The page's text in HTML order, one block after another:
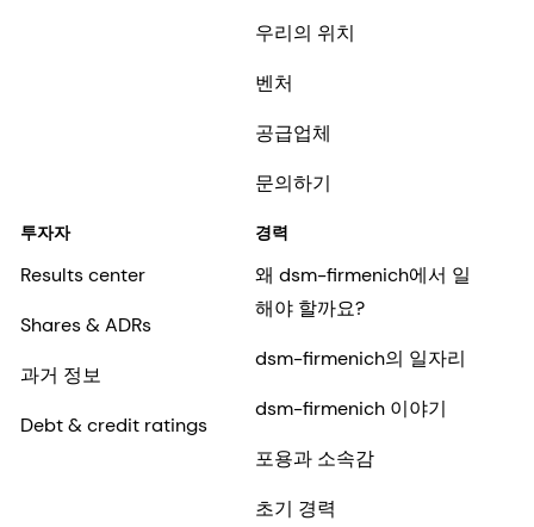
우리의 위치
벤처
공급업체
문의하기
투자자
Results center
Shares & ADRs
과거 정보
Debt & credit ratings
경력
왜 dsm-firmenich에서 일
해야 할까요?
dsm-firmenich의 일자리
dsm-firmenich 이야기
포용과 소속감
초기 경력